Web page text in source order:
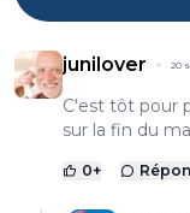
junilover 20
C'est tôt pour
sur la fin du
0+